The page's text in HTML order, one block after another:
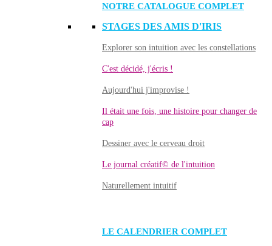
NOTRE CATALOGUE COMPLET
STAGES DES AMIS D'IRIS
Explorer son intuition avec les constellations
C'est décidé, j'écris !
Aujourd'hui j'improvise !
Il était une fois, une histoire pour changer de
cap
Dessiner avec le cerveau droit
Le journal créatif© de l'intuition
Naturellement intuitif
LE CALENDRIER COMPLET